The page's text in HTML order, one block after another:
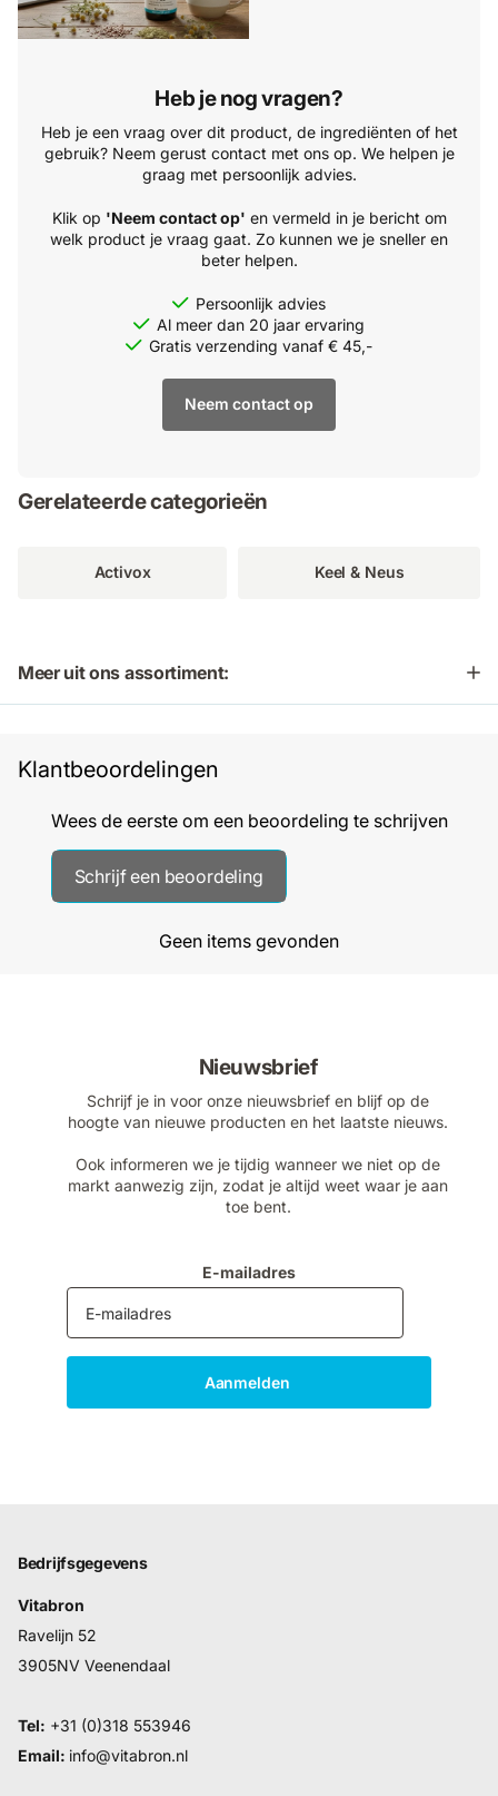
Heb je nog vragen?
Heb je een vraag over dit product, de ingrediënten of het
gebruik? Neem gerust contact met ons op. We helpen je
graag met persoonlijk advies.
Klik op 'Neem contact op' en vermeld in je bericht om
welk product je vraag gaat. Zo kunnen we je sneller en
beter helpen.
Persoonlijk advies
Al meer dan 20 jaar ervaring
Gratis verzending vanaf € 45,-
Neem contact op
Gerelateerde categorieën
Activox Keel & Neus
Meer uit ons assortiment:
Klantbeoordelingen
Wees de eerste om een beoordeling te schrijven
Schrijf een beoordeling
Geen items gevonden
Nieuwsbrief
Schrijf je in voor onze nieuwsbrief en blijf op de
hoogte van nieuwe producten en het laatste nieuws.
Ook informeren we je tijdig wanneer we niet op de
markt aanwezig zijn, zodat je altijd weet waar je aan
toe bent.
E-mailadres
Aanmelden
Bedrijfsgegevens
Vitabron
Ravelijn 52
3905NV Veenendaal
Tel: +31 (0)318 553946
Email: info@vitabron.nl